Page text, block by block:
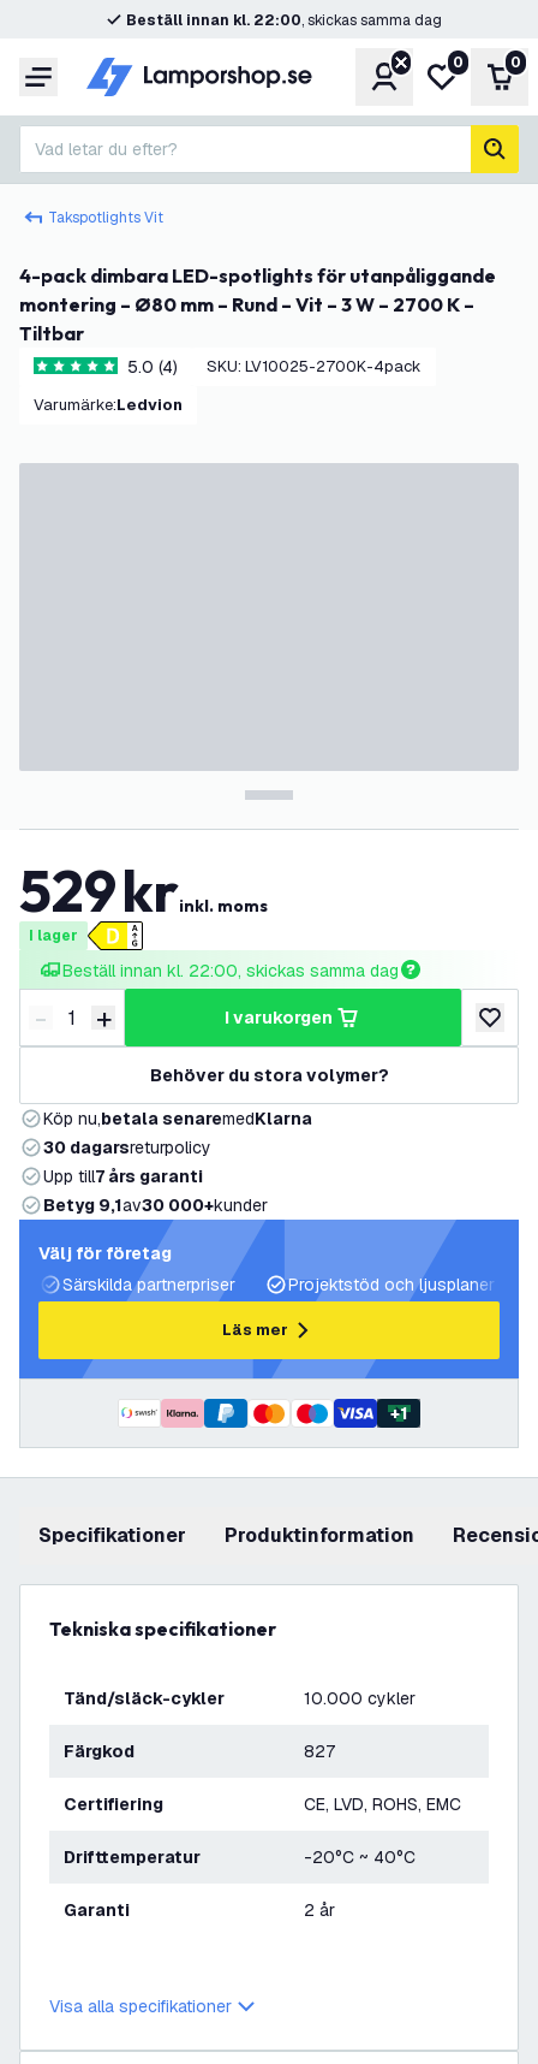
Beställ innan kl. 22:00, skickas samma dag
Meny KontoMin0 0
Vad letar du efter?
sök
Takspotlights Vit
4-pack dimbara LED-spotlights för utanpåliggande
montering – Ø80 mm – Rund – Vit – 3 W – 2700 K –
Tiltbar
5 stjärnbetyg5.0 (4) SKU: LV10025-2700K-4pack
Varumärke: Ledvion
529krinkl. moms
I lager
Beställ innan kl. 22:00, skickas samma dag
Minska antal
- Öka antal
+ i varukorgen
lägg
Behöver du stora volymer?
Köp nu,betala senaremedKlarna
30 dagarsreturpolicy
Upp till7 års garanti
Betyg 9,1av30 000+kunder
Välj för företag
Särskilda partnerpriser
Projektstöd och ljusplaner
Läs mer
+1
Specifikationer produktinformation
Tekniska specifikationer
Tänd/släck-cykler 10.000 cykler
Färgkod 827
Certifiering CE, LVD, ROHS, EMC
Drifttemperatur -20°C ~ 40°C
Garanti 2 år
Visa alla specifikationer